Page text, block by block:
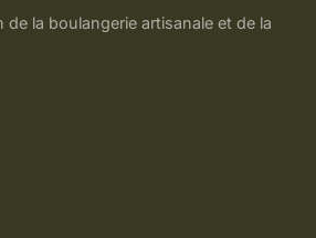
la boulangerie artisanale et de la